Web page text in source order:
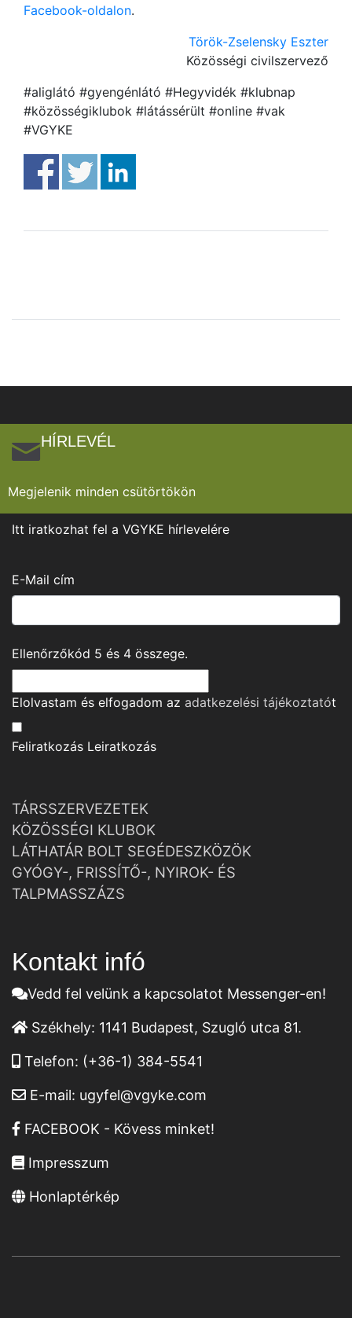
Facebook-oldalon.
Török-Zselensky Eszter
Közösségi civilszervező
#aliglátó #gyengénlátó #Hegyvidék #klubnap
#közösségiklubok #látássérült #online #vak
#VGYKE
HÍRLEVÉL
Megjelenik minden csütörtökön
Itt iratkozhat fel a VGYKE hírlevelére
E-Mail cím
Ellenőrzőkód 5 és 4 összege.
Elolvastam és elfogadom az adatkezelési tájékoztatót
Feliratkozás Leiratkozás
TÁRSSZERVEZETEK
KÖZÖSSÉGI KLUBOK
LÁTHATÁR BOLT SEGÉDESZKÖZÖK
GYÓGY-, FRISSÍTŐ-, NYIROK- ÉS
TALPMASSZÁZS
Kontakt infó
Vedd fel velünk a kapcsolatot Messenger-en!
Székhely: 1141 Budapest, Szugló utca 81.
Telefon: (+36-1) 384-5541
E-mail: ugyfel@vgyke.com
FACEBOOK - Kövess minket!
Impresszum
Honlaptérkép